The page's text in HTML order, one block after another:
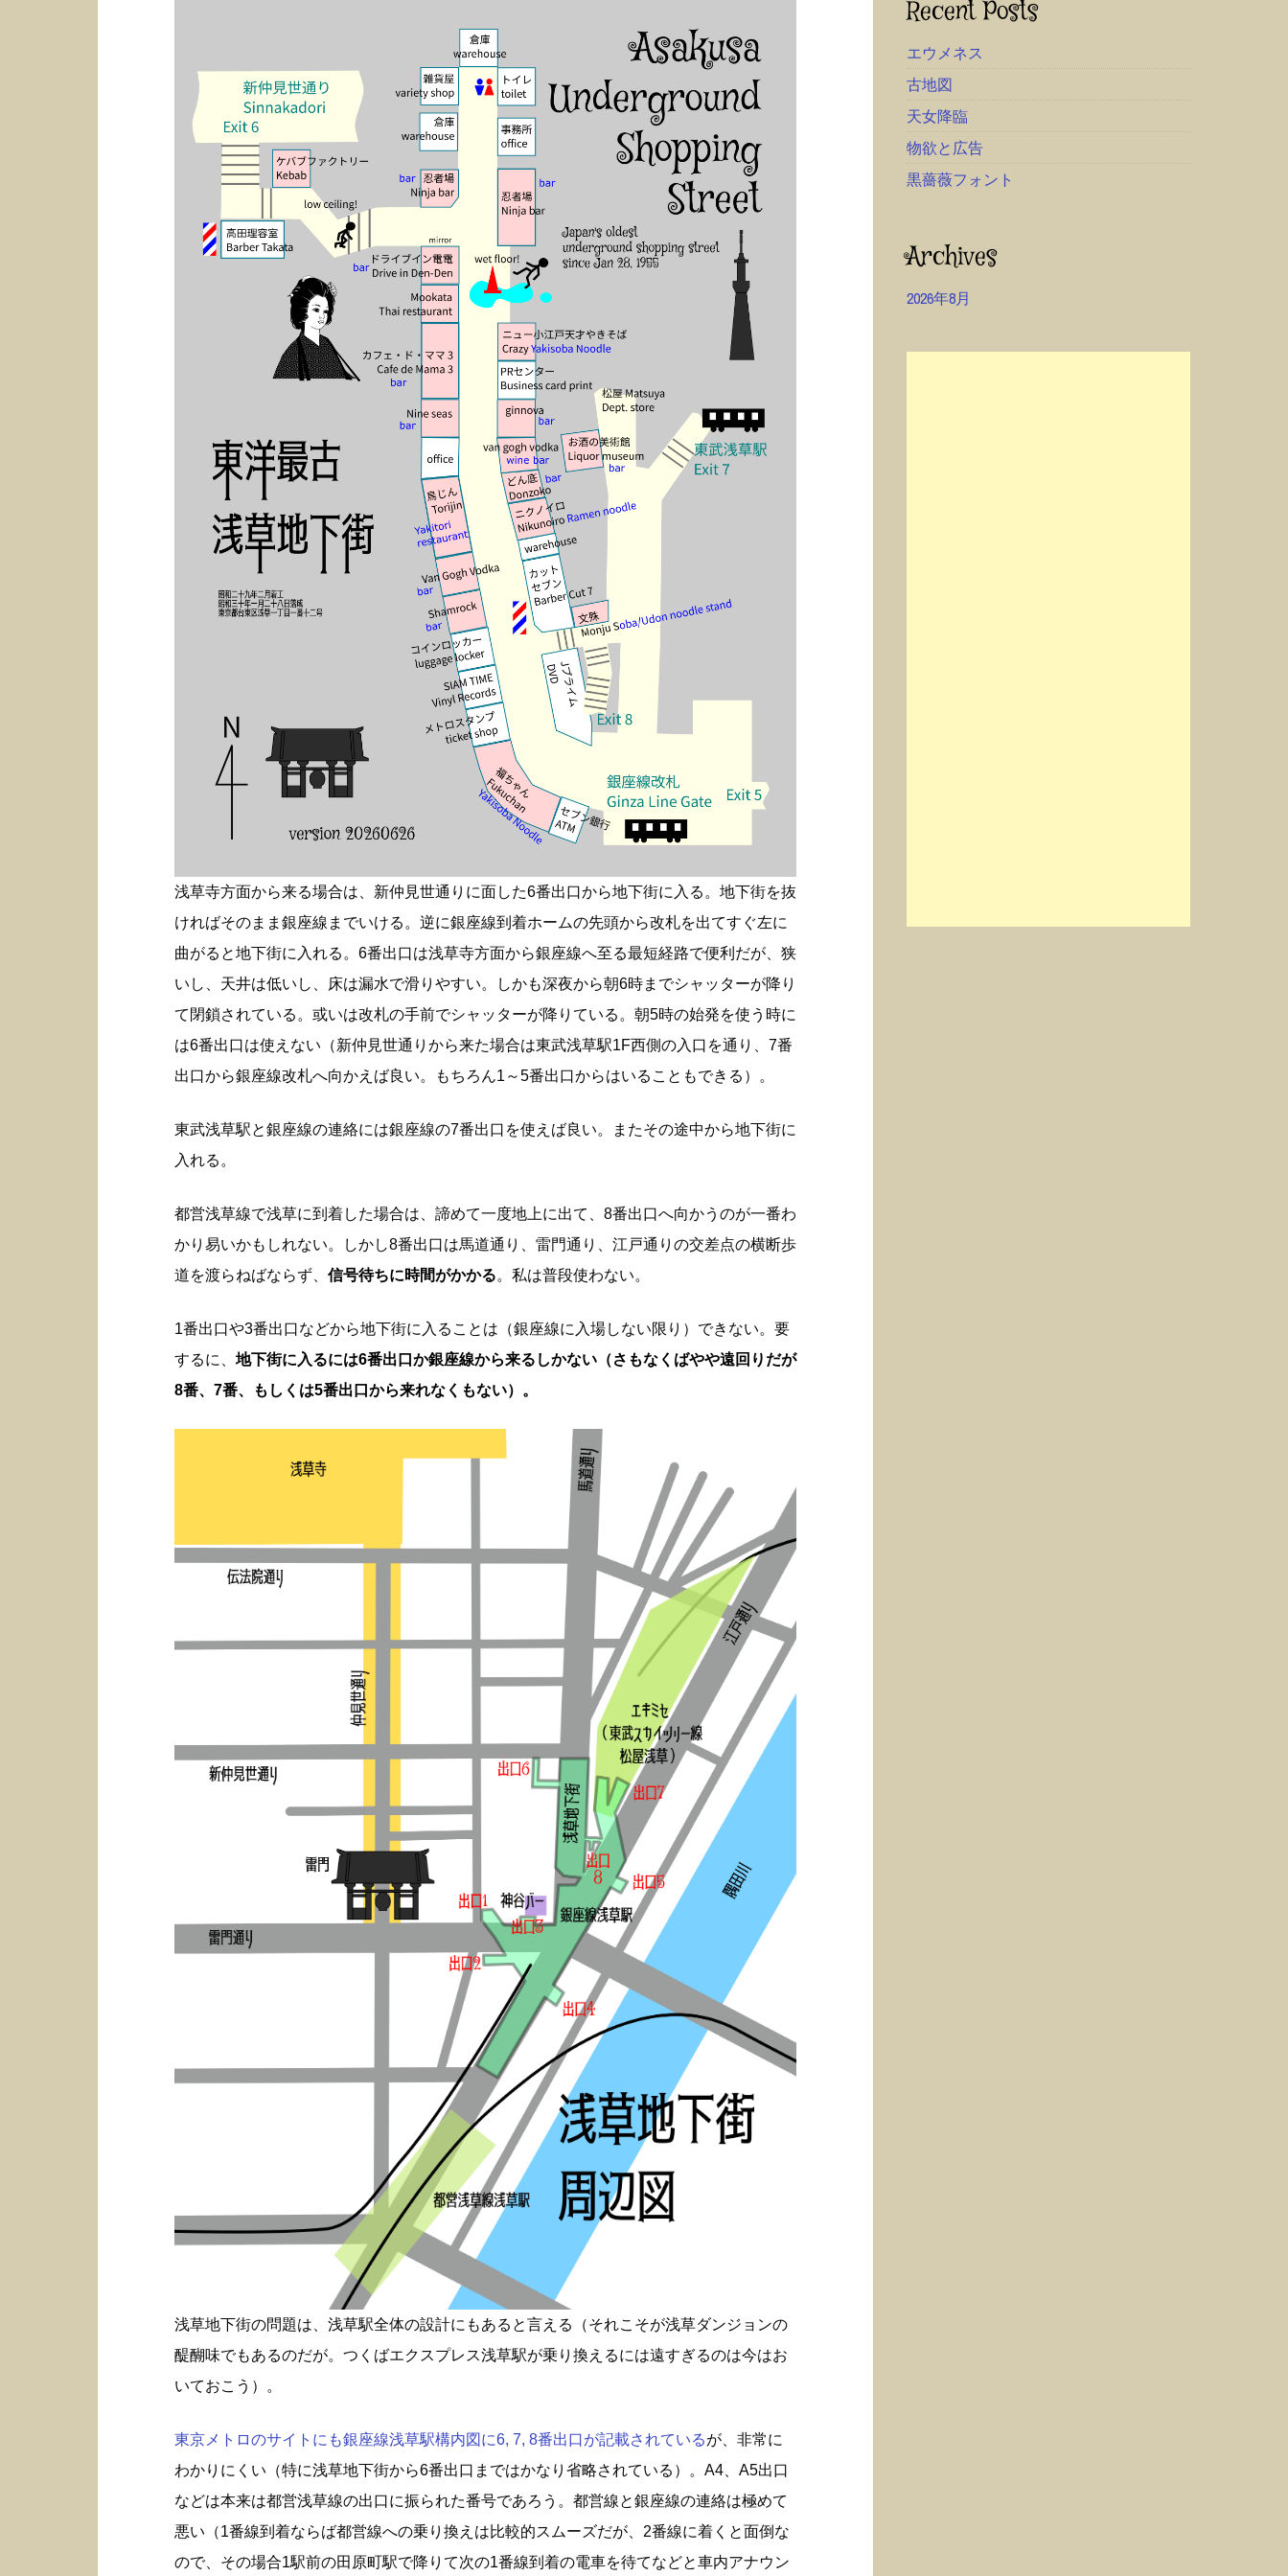
浅草寺方面から来る場合は、新仲見世通りに面した6番出口から地下街に入る。地下街を抜
ければそのまま銀座線までいける。逆に銀座線到着ホームの先頭から改札を出てすぐ左に
曲がると地下街に入れる。6番出口は浅草寺方面から銀座線へ至る最短経路で便利だが、狭
いし、天井は低いし、床は漏水で滑りやすい。しかも深夜から朝6時までシャッターが降り
て閉鎖されている。或いは改札の手前でシャッターが降りている。朝5時の始発を使う時に
は6番出口は使えない（新仲見世通りから来た場合は東武浅草駅1F西側の入口を通り、7番
出口から銀座線改札へ向かえば良い。もちろん1～5番出口からはいることもできる）。
東武浅草駅と銀座線の連絡には銀座線の7番出口を使えば良い。またその途中から地下街に
入れる。
都営浅草線で浅草に到着した場合は、諦めて一度地上に出て、8番出口へ向かうのが一番わ
かり易いかもしれない。しかし8番出口は馬道通り、雷門通り、江戸通りの交差点の横断歩
道を渡らねばならず、 信号待ちに時間がかかる。私は普段使わない。
1番出口や3番出口などから地下街に入ることは（銀座線に入場しない限り）できない。要
するに、 地下街に入るには6番出口か銀座線から来るしかない（さもなくばやや遠回りだが
8番、7番、もしくは5番出口から来れなくもない）。
浅草地下街の問題は、浅草駅全体の設計にもあると言える（それこそが浅草ダンジョンの
醍醐味でもあるのだが。つくばエクスプレス浅草駅が乗り換えるには遠すぎるのは今はお
いておこう）。
東京メトロのサイトにも銀座線浅草駅構内図に6, 7, 8番出口が記載されているが、非常に
わかりにくい（特に浅草地下街から6番出口まではかなり省略されている）。A4、A5出口
などは本来は都営浅草線の出口に振られた番号であろう。都営線と銀座線の連絡は極めて
悪い（1番線到着ならば都営線への乗り換えは比較的スムーズだが、2番線に着くと面倒な
ので、その場合1駅前の田原町駅で降りて次の1番線到着の電車を待てなどと車内アナウン
Recent Posts
エウメネス
古地図
天女降臨
物欲と広告
黒薔薇フォント
Archives
2026年8月